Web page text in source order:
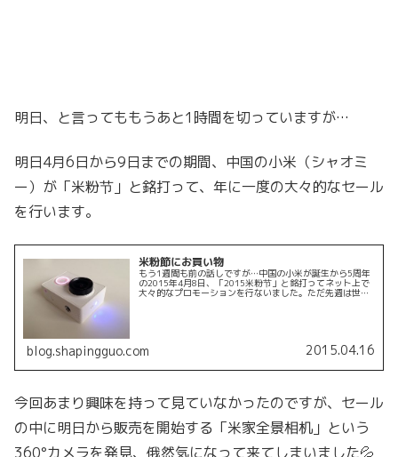
明日、と言ってももうあと1時間を切っていますが…
明日4月6日から9日までの期間、中国の小米（シャオミ
ー）が「米粉节」と銘打って、年に一度の大々的なセール
を行います。
米粉節にお買い物
もう1週間も前の話しですが…中国の小米が誕生から5周年
の2015年4月8日、「2015米粉节」と銘打ってネット上で
大々的なプロモーションを行ないました。ただ先週は世界
blog.shapingguo.com 2015.04.16
今回あまり興味を持って見ていなかったのですが、セール
の中に明日から販売を開始する「米家全景相机」という
360°カメラを発見、俄然気になって来てしまいました💦